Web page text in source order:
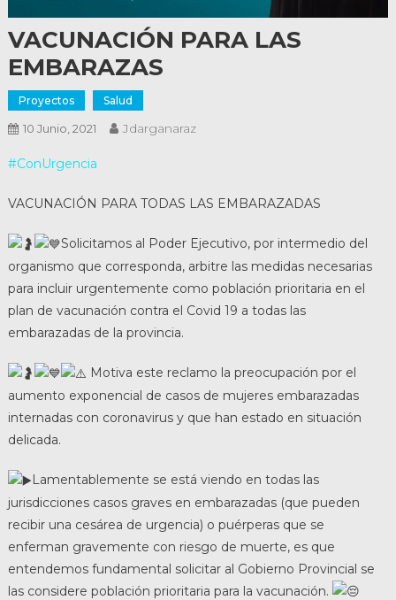
VACUNACIÓN PARA LAS
EMBARAZAS
Proyectos Salud
10 Junio, 2021 Jdarganaraz
#ConUrgencia
VACUNACIÓN PARA TODAS LAS EMBARAZADAS
Solicitamos al Poder Ejecutivo, por intermedio del
organismo que corresponda, arbitre las medidas necesarias
para incluir urgentemente como población prioritaria en el
plan de vacunación contra el Covid 19 a todas las
embarazadas de la provincia.
Motiva este reclamo la preocupación por el
aumento exponencial de casos de mujeres embarazadas
internadas con coronavirus y que han estado en situación
delicada.
Lamentablemente se está viendo en todas las
jurisdicciones casos graves en embarazadas (que pueden
recibir una cesárea de urgencia) o puérperas que se
enferman gravemente con riesgo de muerte, es que
entendemos fundamental solicitar al Gobierno Provincial se
las considere población prioritaria para la vacunación.